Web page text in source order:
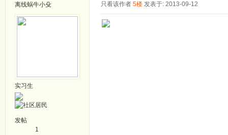
离线蜗牛小殳
实习生
发帖
1
只看该作者 5楼 发表于: 2013-09-12